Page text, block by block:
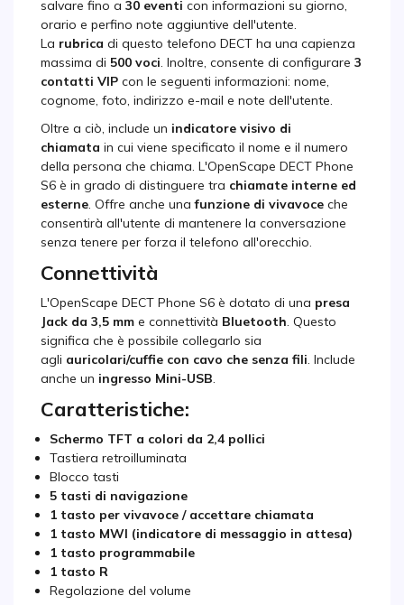
salvare fino a 30 eventi con informazioni su giorno,
orario e perfino note aggiuntive dell'utente.
La rubrica di questo telefono DECT ha una capienza
massima di 500 voci . Inoltre, consente di configurare 3
contatti VIP con le seguenti informazioni: nome,
cognome, foto, indirizzo e-mail e note dell'utente.
Oltre a ciò, include un indicatore visivo di
chiamata in cui viene specificato il nome e il numero
della persona che chiama. L'OpenScape DECT Phone
S6 è in grado di distinguere tra chiamate interne ed
esterne . Offre anche unafunzione di vivavoce che
consentirà all'utente di mantenere la conversazione
senza tenere per forza il telefono all'orecchio.
Connettività
L'OpenScape DECT Phone S6 è dotato di una presa
Jack da 3,5 mm e connettività Bluetooth . Questo
significa che è possibile collegarlo sia
agli auricolari/cuffie con cavo che senza fili . Include
anche un ingresso Mini-USB
Caratteristiche:
Schermo TFT a colori da 2,4 pollici
Tastiera retroilluminata
Blocco tasti
5 tasti di navigazione
1 tasto per vivavoce / accettare chiamata
1 tasto MWI (indicatore di messaggio in attesa)
1 tasto programmabile
1 tasto R
Regolazione del volume